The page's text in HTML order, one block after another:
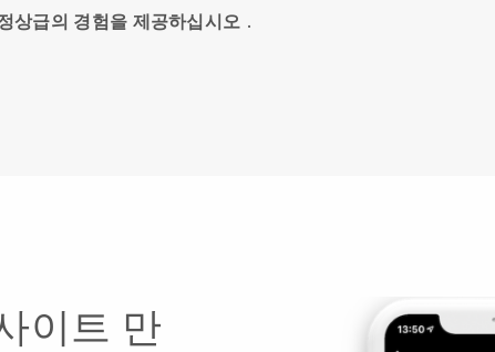
상급의 경험을 제공하십시오 .
이트 만